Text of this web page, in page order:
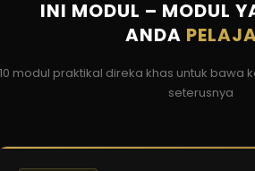
INI MODUL – MODUL
ANDA
10 modul praktikal direka khas untuk bawa
seterusnya